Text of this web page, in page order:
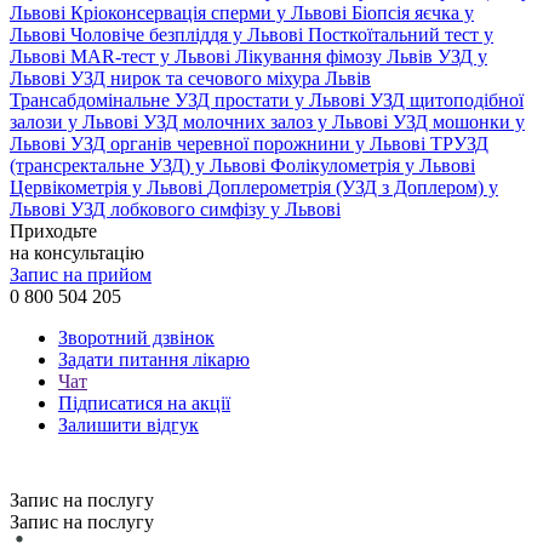
Львові Кріоконсервація сперми у Львові Біопсія яєчка у
Львові Чоловіче безпліддя у Львові Посткоїтальний тест у
Львові MAR-тест у Львові Лікування фімозу Львів УЗД у
Львові УЗД нирок та сечового міхура Львів
Трансабдомінальне УЗД простати у Львові УЗД щитоподібної
залози у Львові УЗД молочних залоз у Львові УЗД мошонки у
Львові УЗД органів черевної порожнини у Львові ТРУЗД
(трансректальне УЗД) у Львові Фолікулометрія у Львові
Цервікометрія у Львові Доплерометрія (УЗД з Доплером) у
Львові УЗД лобкового симфізу у Львові
Приходьте
на консультацію
Запис на прийом
0 800 504 205
Зворотний дзвінок
Задати питання лікарю
Чат
Підписатися на акції
Залишити відгук
Запис на послугу
Запис на послугу